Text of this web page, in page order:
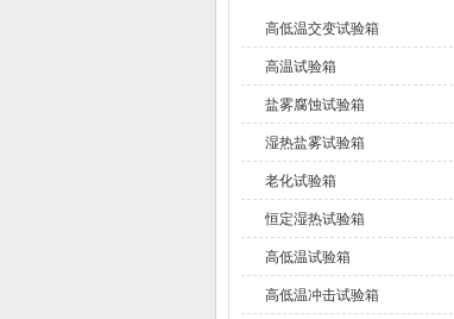
高低温交变试验箱
高温试验箱
盐雾腐蚀试验箱
湿热盐雾试验箱
老化试验箱
恒定湿热试验箱
高低温试验箱
高低温冲击试验箱